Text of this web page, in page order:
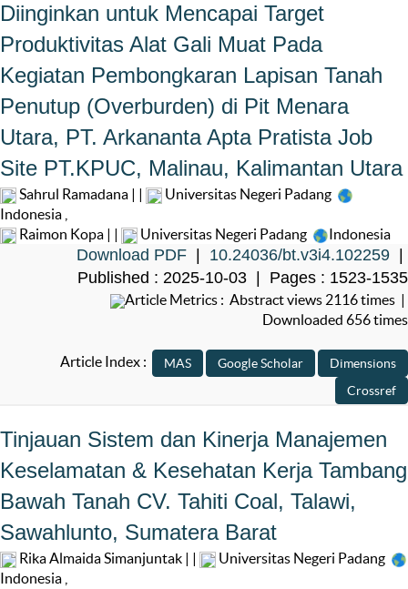
Diinginkan untuk Mencapai Target
Produktivitas Alat Gali Muat Pada
Kegiatan Pembongkaran Lapisan Tanah
Penutup (Overburden) di Pit Menara
Utara, PT. Arkananta Apta Pratista Job
Site PT.KPUC, Malinau, Kalimantan Utara
Sahrul Ramadana | |
Universitas Negeri Padang
Indonesia
Raimon Kopa | |
Universitas Negeri Padang Indonesia
Download PDF 10.24036/bt.v3i4.102259
Published : 2025-10-03 | Pages : 1523-1535
Article Metrics : Abstract views 2116 times |
Downloaded 656 times
Article Index :
Tinjauan Sistem dan Kinerja Manajemen
Keselamatan & Kesehatan Kerja Tambang
Bawah Tanah CV. Tahiti Coal, Talawi,
Sawahlunto, Sumatera Barat
Rika Almaida Simanjuntak | |
Universitas Negeri Padang
Indonesia